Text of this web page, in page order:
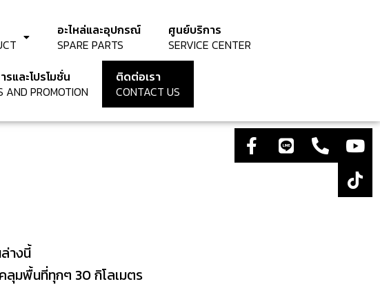
อะไหล่และอุปกรณ์
SPARE PARTS
ศูนย์บริการ
SERVICE CENTER
รและโปรโมชั่น
AND PROMOTION
ติดต่อเรา
CONTACT US
างนี้
ลุมพื้นที่ทุกๆ 30 กิโลเมตร